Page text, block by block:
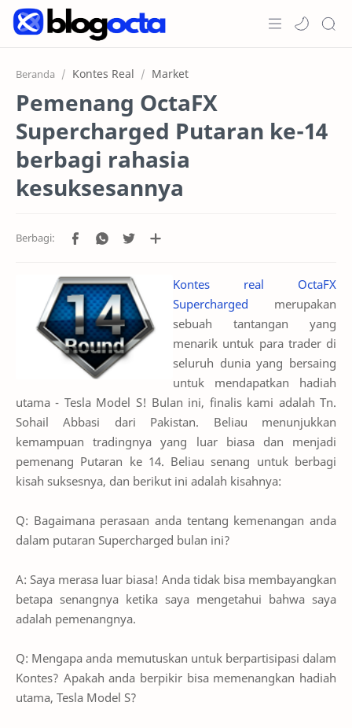
Home
Post
Promosi
Jenis Akun
RTL Mode
Beranda Kontes Real Market
Pemenang OctaFX
Supercharged Putaran ke-14
berbagi rahasia
kesuksesannya
Kontes real OctaFX
Supercharged merupakan
sebuah tantangan yang
menarik untuk para trader di
seluruh dunia yang bersaing
untuk mendapatkan hadiah
utama - Tesla Model S! Bulan ini, finalis kami adalah Tn.
Sohail Abbasi dari Pakistan. Beliau menunjukkan
kemampuan tradingnya yang luar biasa dan menjadi
pemenang Putaran ke 14. Beliau senang untuk berbagi
kisah suksesnya, dan berikut ini adalah kisahnya:
Q: Bagaimana perasaan anda tentang kemenangan anda
dalam putaran Supercharged bulan ini?
A: Saya merasa luar biasa! Anda tidak bisa membayangkan
betapa senangnya ketika saya mengetahui bahwa saya
adalah pemenangnya.
Q: Mengapa anda memutuskan untuk berpartisipasi dalam
Kontes? Apakah anda berpikir bisa memenangkan hadiah
utama, Tesla Model S?